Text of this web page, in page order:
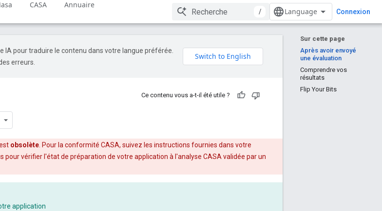
CASA Annuaire
/ Connexion
Sur cette page
Après avoir envoyé
une évaluation
Comprendre vos
résultats
Flip Your Bits
IA pour traduire le contenu dans votre langue préférée.
erreurs.
Ce contenu vous a-t-il été utile ?
obsolète. Pour la conformité CASA, suivez les instructions fournies dans votre
vérifier l'état de préparation de votre application à l'analyse CASA validée par un
application